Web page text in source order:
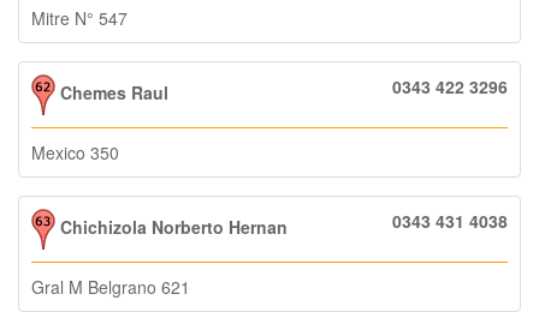
Mitre N° 547
Chemes Raul 0343 422 3296
Mexico 350
Chichizola Norberto Hernan 0343 431 4038
Gral M Belgrano 621